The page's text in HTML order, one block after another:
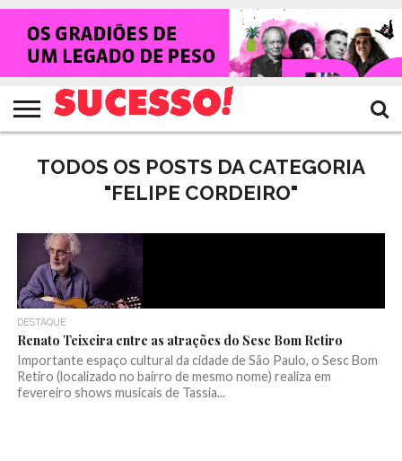
HOME
NOTÍCIAS
SHOWS
ENTREVISTAS
CLIQUES
RANKING
CROWLEY
TV
SUCESSO!
REVISTA
SUCESSO!
TODOS OS POSTS DA CATEGORIA
"FELIPE CORDEIRO"
DESTAQUE
Renato Teixeira entre as atrações do Sesc Bom Retiro
Importante espaço cultural da cidade de São Paulo, o Sesc Bom
Retiro (localizado no bairro de mesmo nome) realiza em
fevereiro shows musicais de Tassia...